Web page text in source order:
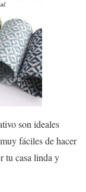
son ideales
fáciles de hacer
tu casa linda y